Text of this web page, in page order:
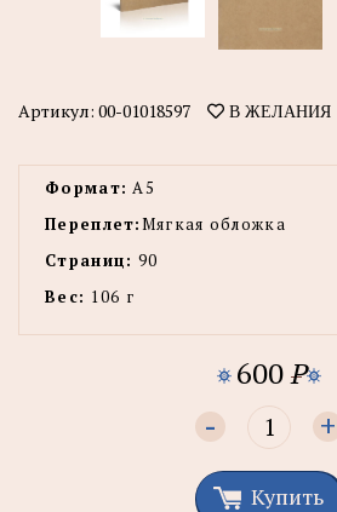
Артикул: 00-01018597 В ЖЕЛАНИЯ
Формат: А5
Переплет:Мягкая обложка
Страниц: 90
Вес: 106 г
600P
- +
Купить